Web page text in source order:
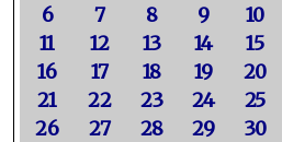
6
7 8 9
10
11
12 13 14
15
16
17 18 19
20
21
22 23 24
25
26
27 28 29
30